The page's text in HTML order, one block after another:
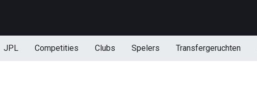
JPL Competities Clubs Spelers Transfergeruchten